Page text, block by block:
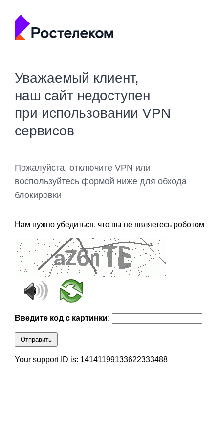
Уважаемый клиент,
наш сайт недоступен
при использовании VPN
сервисов
Пожалуйста, отключите VPN или
воспользуйтесь формой ниже для обхода
блокировки
Нам нужно убедиться, что вы не являетесь роботом
Введите код с картинки:
Отправить
Your support ID is: 14141199133622333488